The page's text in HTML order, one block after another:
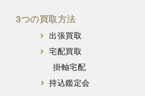
3つの買取方法
出張買取
宅配買取
掛軸宅配
持込鑑定会